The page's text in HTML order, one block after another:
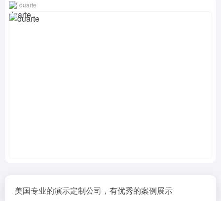
duarte
美国专业的演示定制公司，有优秀的案例展示